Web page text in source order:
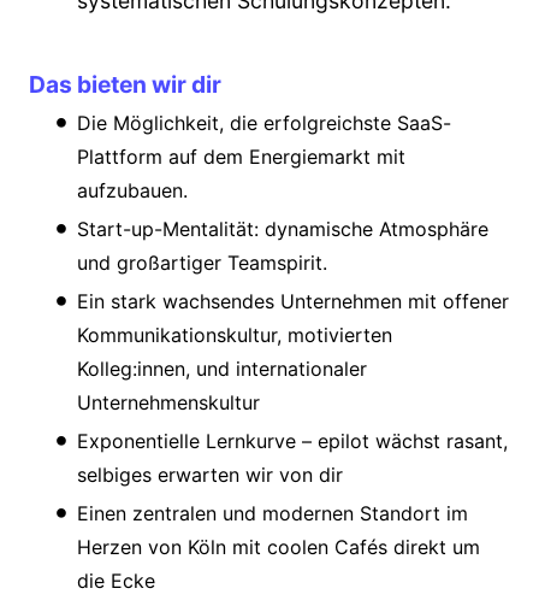
Das bieten wir dir
Die Möglichkeit, die erfolgreichste SaaS-
Plattform auf dem Energiemarkt mit
aufzubauen.
Start-up-Mentalität: dynamische Atmosphäre
und großartiger Teamspirit.
Ein stark wachsendes Unternehmen mit offener
Kommunikationskultur, motivierten
Kolleg:innen, und internationaler
Unternehmenskultur
Exponentielle Lernkurve – epilot wächst rasant,
selbiges erwarten wir von dir
Einen zentralen und modernen Standort im
Herzen von Köln mit coolen Cafés direkt um
die Ecke